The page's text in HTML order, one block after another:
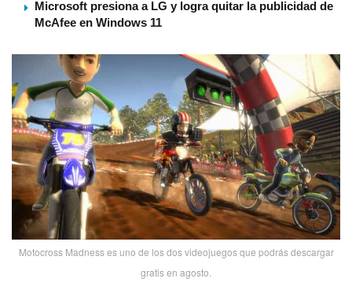
Microsoft presiona a LG y logra quitar la publicidad de
McAfee en Windows 11
Motocross Madness es uno de los dos videojuegos que podrás descargar
gratis en agosto.